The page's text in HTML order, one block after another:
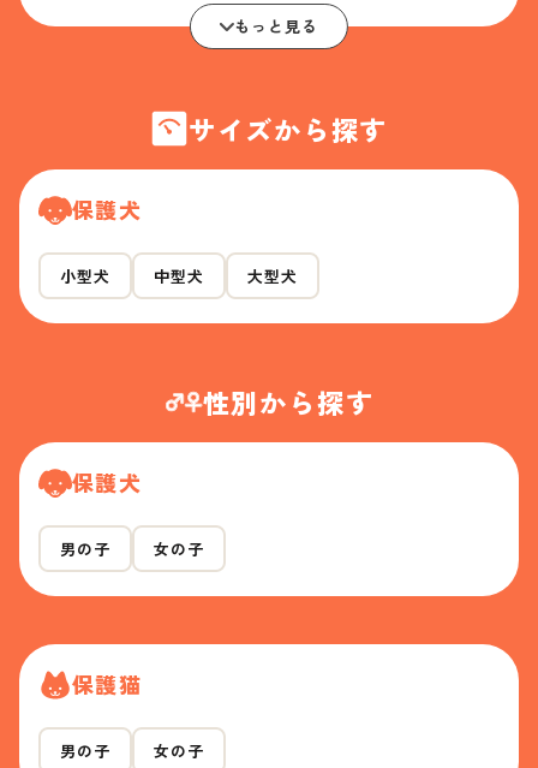
もっと見る
サイズから探す
保護犬
小型犬 中型犬 大型犬
性別から探す
保護犬
男の子 女の子
保護猫
男の子 女の子